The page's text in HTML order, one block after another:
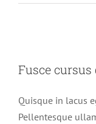
Fusce
Quisque in lacus
Pellentesque